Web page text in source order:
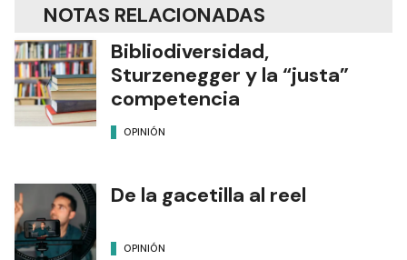
NOTAS RELACIONADAS
Bibliodiversidad,
Sturzenegger y la “justa”
competencia
OPINIÓN
De la gacetilla al reel
OPINIÓN